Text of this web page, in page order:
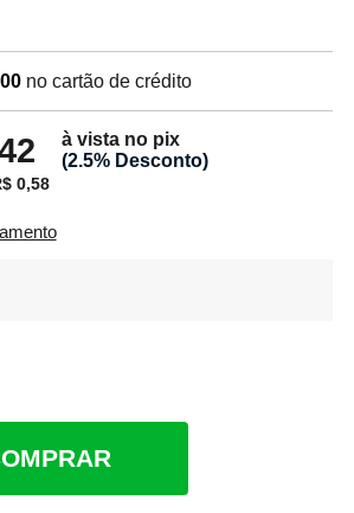
no cartão de crédito
à vista no pix
(2.5% Desconto)
0,58